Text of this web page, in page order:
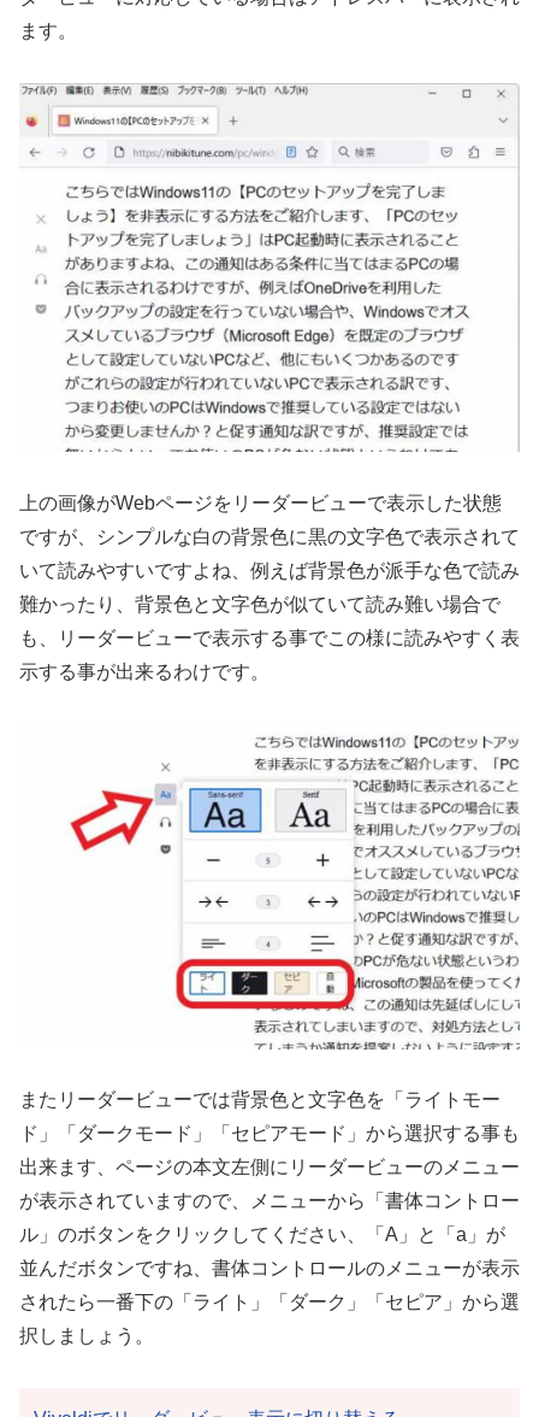
ます。
上の画像がWebページをリーダービューで表示した状態
ですが、シンプルな白の背景色に黒の文字色で表示されて
いて読みやすいですよね、例えば背景色が派手な色で読み
難かったり、背景色と文字色が似ていて読み難い場合で
も、リーダービューで表示する事でこの様に読みやすく表
示する事が出来るわけです。
またリーダービューでは背景色と文字色を「ライトモー
ド」「ダークモード」「セピアモード」から選択する事も
出来ます、ページの本文左側にリーダービューのメニュー
が表示されていますので、メニューから「書体コントロー
ル」のボタンをクリックしてください、「A」と「a」が
並んだボタンですね、書体コントロールのメニューが表示
されたら一番下の「ライト」「ダーク」「セピア」から選
択しましょう。